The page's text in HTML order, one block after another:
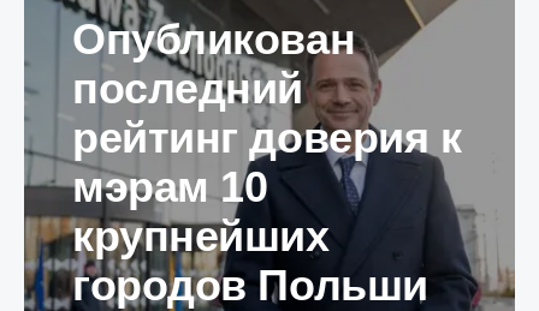
Опубликован
последний
рейтинг доверия к
мэрам 10
крупнейших
городов Польши